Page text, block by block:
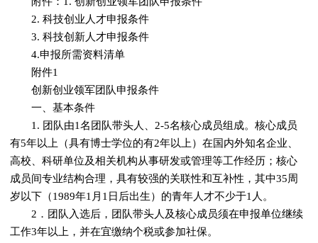
2. 科技创业人才申报条件
3. 科技创新人才申报条件
4.申报所需资料清单
附件1
创新创业领军团队申报条件
一、基本条件
1. 团队由1名团队带头人、2-5名核心成员组成。核心成员
有5年以上（具有博士学位的有2年以上）在国内外知名企业、
高校、科研单位及相关机构从事研发或管理等工作经历；核心
成员间专业结构合理，具有较强的关联性和互补性，其中35周
岁以下（1989年1月1日后出生）的青年人才不少于1人。
2．团队入选后，团队带头人及核心成员须在申报单位继续
工作3年以上，并在宜缴纳个税或参加社保。